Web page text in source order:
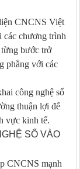
CNCNS Việt
các chương trình
bước trở
phẳng với các
công nghệ số
thuận lợi để
vực kinh tế.
SỐ VÀO
CNCNS mạnh